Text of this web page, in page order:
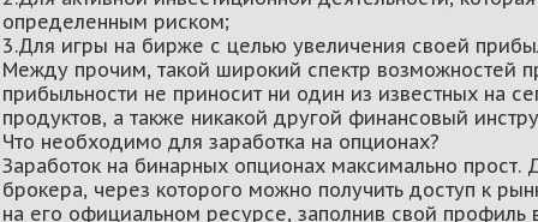
определенным риском;
3.Для игры на бирже с целью увеличения своей
Между прочим, такой широкий спектр возможностей
прибыльности не приносит ни один из известных на
продуктов, а также никакой другой финансовый
Что необходимо для заработка на опционах?
Заработок на бинарных опционах максимально прост.
брокера, через которого можно получить доступ к
на его официальном ресурсе, заполнив свой профиль